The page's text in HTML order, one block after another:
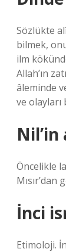
Sözlükte
bilmek,
ilm
Allah’ın
âleminde
ve olayları
Nil’in
Öncelikle
Mısır’dan
İnci
Etimoloji.